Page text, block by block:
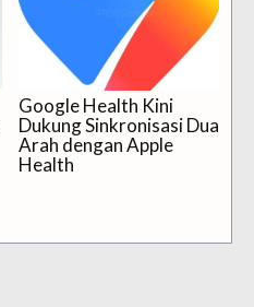
Google Health Kini
Dukung Sinkronisasi Dua
Arah dengan Apple
Health